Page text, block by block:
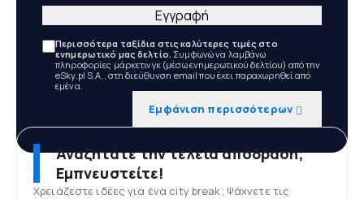
Περισσότερα ταξίδια στις καλύτερες τιμές στο
ενημερωτικό μας δελτίο. Συμφωνώ να λαμβάνω
πληροφορίες μάρκετινγκ (μέσω ενημερωτικού δελτίου) από την
eSky.pl S.A., στη διεύθυνση email που έχει παραχωρηθεί από
εμένα.
Εμφάνιση περισσότερων
Εγγραφή
Αναζητάτε την τέλεια απόδραση;
Εμπνευστείτε!
Χρειάζεστε ιδέες για ένα city break; Ψάχνετε τις